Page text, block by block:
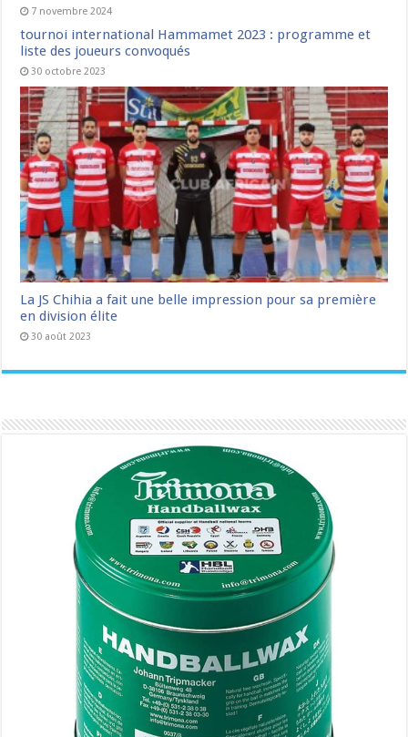
7 novembre 2024
tournoi international Hammamet 2023 : programme et
liste des joueurs convoqués
30 octobre 2023
La JS Chihia a fait une belle impression pour sa première
en division élite
30 août 2023